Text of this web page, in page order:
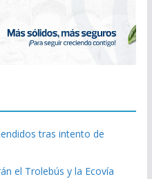
tras intento de
el Trolebús y la Ecovía